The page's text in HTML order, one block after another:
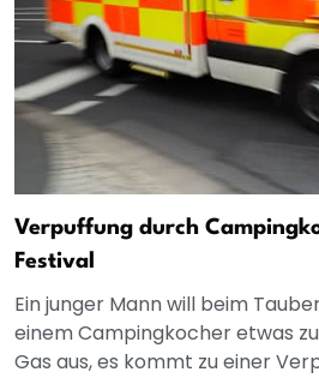
Verpuffung durch
Festival
Ein junger Mann will beim
einem Campingkocher etwas
Gas aus, es kommt zu einer